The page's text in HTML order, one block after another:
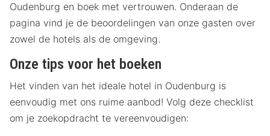
Oudenburg en boek met vertrouwen. Onderaan de
pagina vind je de beoordelingen van onze gasten over
zowel de hotels als de omgeving.
Onze tips voor het boeken
Het vinden van het ideale hotel in Oudenburg is
eenvoudig met ons ruime aanbod! Volg deze checklist
om je zoekopdracht te vereenvoudigen: